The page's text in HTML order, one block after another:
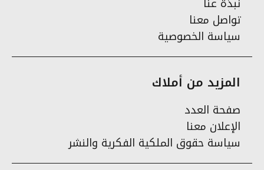
تواصل معنا
سياسة الخصوصية
المزيد من أملاك
صفحة العدد
الإعلان معنا
سياسة حقوق الملكية الفكرية والنشر